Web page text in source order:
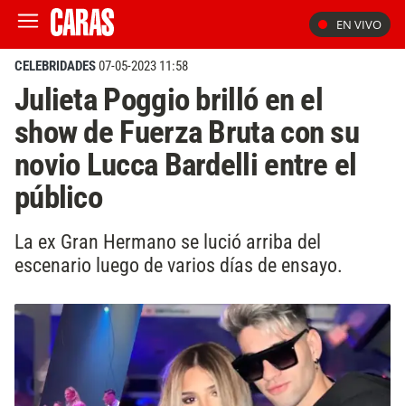
EN VIVO
CELEBRIDADES07-05-2023 11:58
Julieta Poggio brilló en el
show de Fuerza Bruta con su
novio Lucca Bardelli entre el
público
La ex Gran Hermano se lució arriba del
escenario luego de varios días de ensayo.